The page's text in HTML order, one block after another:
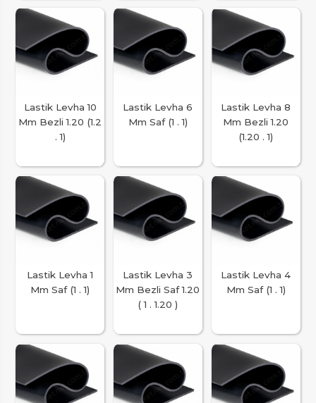
Lastik Levha 10
Mm Bezli 1.20 (1.2
. 1)
Lastik Levha 6
Mm Saf (1 . 1)
Lastik Levha 8
Mm Bezli 1.20
(1.20 . 1)
Lastik Levha 1
Mm Saf (1 . 1)
Lastik Levha 3
Mm Bezli Saf 1.20
( 1 . 1.20 )
Lastik Levha 4
Mm Saf (1 . 1)